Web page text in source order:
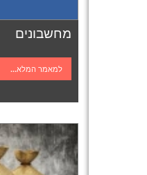
מחשבונים
למאמר המלא...